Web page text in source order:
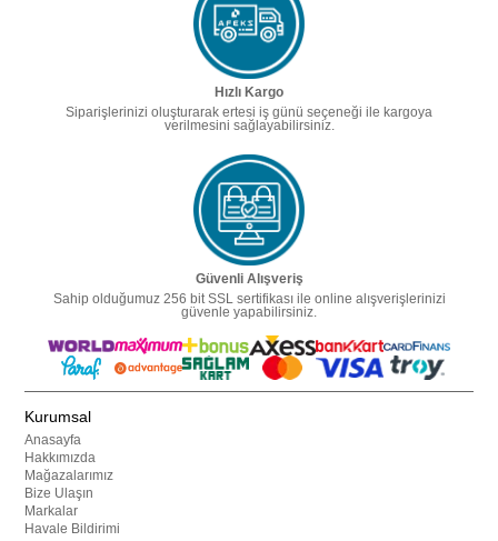
Hızlı Kargo
Siparişlerinizi oluşturarak ertesi iş günü seçeneği ile kargoya
verilmesini sağlayabilirsiniz.
Güvenli Alışveriş
Sahip olduğumuz 256 bit SSL sertifikası ile online alışverişlerinizi
güvenle yapabilirsiniz.
Kurumsal
Anasayfa
Hakkımızda
Mağazalarımız
Bize Ulaşın
Markalar
Havale Bildirimi